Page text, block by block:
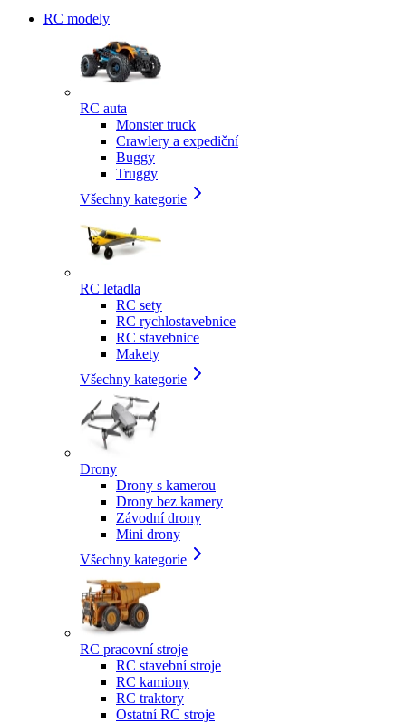
RC modely
RC auta
Monster truck
Crawlery a expediční
Buggy
Truggy
Všechny kategorie
RC letadla
RC sety
RC rychlostavebnice
RC stavebnice
Makety
Všechny kategorie
Drony
Drony s kamerou
Drony bez kamery
Závodní drony
Mini drony
Všechny kategorie
RC pracovní stroje
RC stavební stroje
RC kamiony
RC traktory
Ostatní RC stroje